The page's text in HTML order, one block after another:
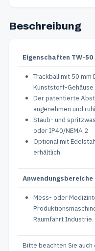
Beschreibung
Eigenschaften TW-
Trackball mit 50 mm
Kunststoff-Gehäuse
Der patentierte
angenehmen und
Staub- und
oder IP40/NEMA 2
Optional mit
erhältlich
Anwendungsbereiche
Mess- oder
Raumfahrt Industrie.
Bitte beachten Sie